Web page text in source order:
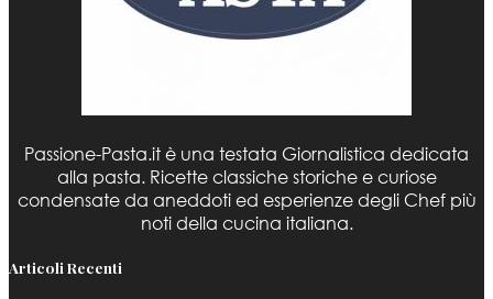
Passione-Pasta.it è una testata Giornalistica dedicata
alla pasta. Ricette classiche storiche e curiose
condensate da aneddoti ed esperienze degli Chef più
noti della cucina italiana.
Articoli Recenti